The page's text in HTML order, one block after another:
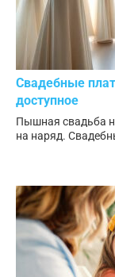
Свадебные
доступное
Пышная свадьба
на наряд.